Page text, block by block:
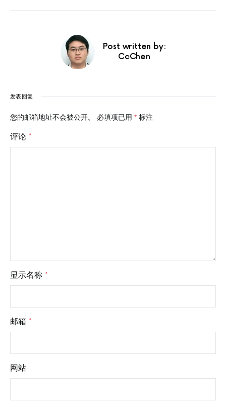
Post written by:
CcChen
发表回复
您的邮箱地址不会被公开。 必填项已用 * 标注
评论 *
显示名称 *
邮箱 *
网站